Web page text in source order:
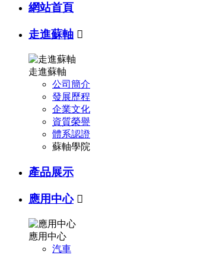
網站首頁
走進蘇軸 
走進蘇軸
公司簡介
發展歷程
企業文化
資質榮譽
體系認證
蘇軸學院
產品展示
應用中心 
應用中心
汽車